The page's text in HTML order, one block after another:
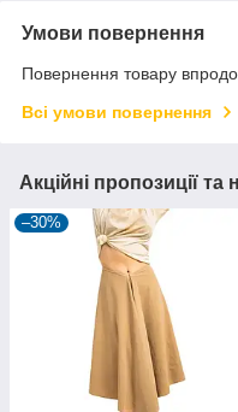
Умови повернення
Повернення товару
Всі умови повернення
Акційні пропозиції та
–30%